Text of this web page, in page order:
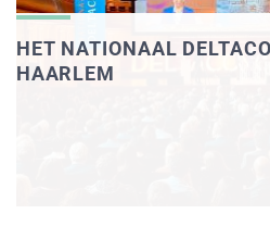
HET NATIONAAL
HAARLEM